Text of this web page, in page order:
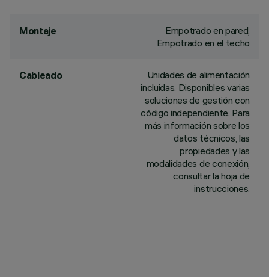
Montaje
Empotrado en pared,
Empotrado en el techo
Cableado
Unidades de alimentación
incluidas. Disponibles varias
soluciones de gestión con
código independiente. Para
más información sobre los
datos técnicos, las
propiedades y las
modalidades de conexión,
consultar la hoja de
instrucciones.